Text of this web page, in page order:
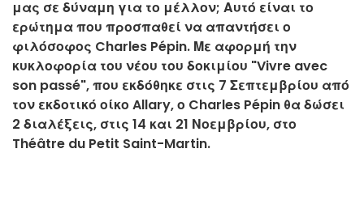
μας σε δύναμη για το μέλλον; Αυτό είναι το
ερώτημα που προσπαθεί να απαντήσει ο
φιλόσοφος Charles Pépin. Με αφορμή την
κυκλοφορία του νέου του δοκιμίου "Vivre avec
son passé", που εκδόθηκε στις 7 Σεπτεμβρίου από
τον εκδοτικό οίκο Allary, ο Charles Pépin θα δώσει
2 διαλέξεις, στις 14 και 21 Νοεμβρίου, στο
Théâtre du Petit Saint-Martin.